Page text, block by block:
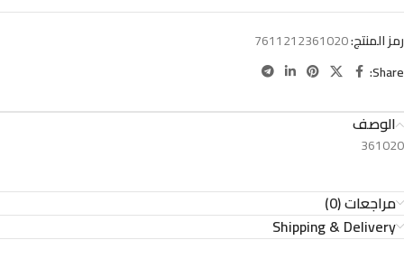
رمز المنتج:7611212361020
Share:
الوصف
361020
مراجعات (0)
Shipping & Delivery